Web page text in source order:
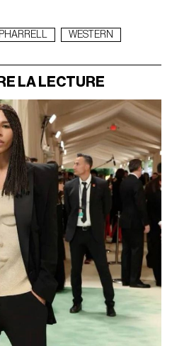
PHARRELL WESTERN
LA LECTURE